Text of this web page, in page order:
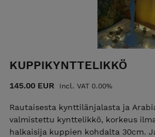
KUPPIKYNTTELIKKÖ
145.00 EUR Incl. VAT 0.00%
Rautaisesta kynttilänjalasta ja
valmistettu kynttelikkö, korkeus
halkaisija kuppien kohdalta 30cm.